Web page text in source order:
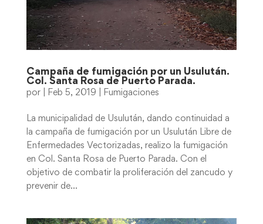
Campaña de fumigación por un Usulután.
Col. Santa Rosa de Puerto Parada.
por Feb 5, 2019 Fumigaciones
La municipalidad de Usulután, dando continuidad a
la campaña de fumigación por un Usulután Libre de
Enfermedades Vectorizadas, realizo la fumigación
en Col. Santa Rosa de Puerto Parada. Con el
objetivo de combatir la proliferación del zancudo y
prevenir de...